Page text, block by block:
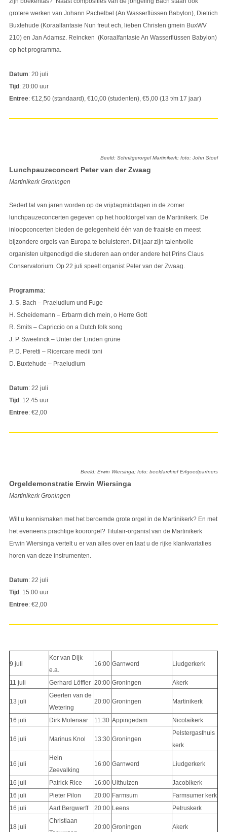
grotere werken van Johann Pachelbel (An Wasserflüssen Babylon), Dietrich
Buxtehude (Koraalfantasie Nun freut ech, lieben Christen gmein BuxWV
210) en Jan Adamsz. Reincken (Koraalfantasie An Wasserflüssen Babylon)
op het programma.
Datum: 20 juli
Tijd : 20:00 uur
Entree: €12,50 (standaard), €10,00 (studenten), €5,00 (13 t/m 17 jaar)
Beeld: Schnitgerorgel Martinikerk; foto: John Stoel
Lunchpauzeconcert Peter van der Zwaag
Martinikerk Groningen
Sedert tal van jaren worden op de vrijdagmiddagen in de zomer
lunchpauzeconcerten gegeven op het hoofdorgel van de Martinikerk. De
inloopconcerten bieden de gelegenheid één van de fraaiste en meest
bijzondere orgels van Europa te beluisteren. Dit jaar zijn talentvolle
organisten uitgenodigd die studeren aan onder andere het Prins Claus
Conservatorium. Op 22 juli speelt organist Peter van der Zwaag.
Programma:
J. S. Bach – Praeludium und Fuge
H. Scheidemann – Erbarm dich mein, o Herre Gott
R. Smits – Capriccio on a Dutch folk song
J. P. Sweelinck – Unter der Linden grüne
P. D. Peretti – Ricercare medii toni
D. Buxtehude – Praeludium
Datum: 22 juli
Tijd : 12:45 uur
Entree: €2,00
Beeld: Erwin Wiersinga; foto: beeldarchief Erfgoedpartners
Orgeldemonstratie Erwin Wiersinga
Martinikerk Groningen
Wilt u kennismaken met het beroemde grote orgel in de Martinikerk? En met
het eveneens prachtige koororgel? Titulair-organist van de Martinikerk
Erwin Wiersinga vertelt u er van alles over en laat u de rijke klankvariaties
horen van deze instrumenten.
Datum: 22 juli
Tijd : 15:00 uur
Entree: €2,00
9 juli
Kor van Dijk
e.a.
16:00 Garnwerd Liudgerkerk
11 juli Gerhard Löffler 20:00 Groningen Akerk
13 juli
Geerten van de
Wetering
20:00 Groningen Martinikerk
16 juli Dirk Molenaar 11:30 Appingedam Nicolaïkerk
16 juli Marinus Knol 13:30 Groningen
Pelstergasthuis
kerk
16 juli
Hein
Zeevalking
16:00 Garnwerd Liudgerkerk
16 juli Patrick Rice 16:00 Uithuizen
Jacobikerk
16 juli
Pieter Pilon 20:00 Farmsum
Farmsumer kerk
16 juli
Aart Bergwerff 20:00 Leens Petruskerk
18 juli
Christiaan
20:00 Groningen Akerk